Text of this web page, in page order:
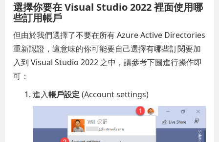
選擇你要在 Visual Studio 2022 裡面使用哪
些訂用帳戶
但由於我們選擇了不要在所有 Azure Active Directories
重新認證，這意味的你可能要自己選擇有哪些訂閱要加
入到 Visual Studio 2022 之中，請參考下圖進行操作即
可：
進入帳戶設定 (Account settings)